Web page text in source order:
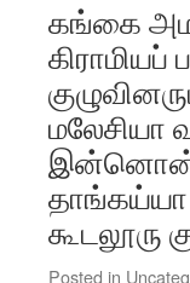
கங்கை
கிராமியப்
மலேசியா
தாங்கய்யா
கூடலூரு
Posted in